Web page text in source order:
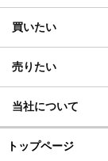
買いたい
売りたい
当社について
トップページ